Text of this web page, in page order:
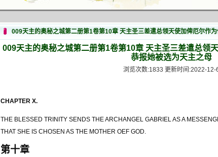
009天主的奥秘之城第二册第1卷第10章 天主圣三差遣总领天使加俾厄尔作
009天主的奥秘之城第二册第1卷第10章 天主圣三差遣总领
恭报她被选为天主之母
浏览次数:1833 更新时间:2022-12-
CHAPTER X.
THE BLESSED TRINITY SENDS THE ARCHANGEL GABRIEL AS A
THAT SHE IS CHOSEN AS THE MOTHER OEF GOD.
第十章